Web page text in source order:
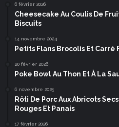
6 février 2026
Cheesecake Au Coulis De
Biscuits
14 novembre 2024
Petits Flans Brocolis Et Carré
20 février 2026
Poke Bowl Au Thon Et À La
6 novembre 2025
Rôti De Porc Aux Abricots
Rouges Et Panais
17 février 2026